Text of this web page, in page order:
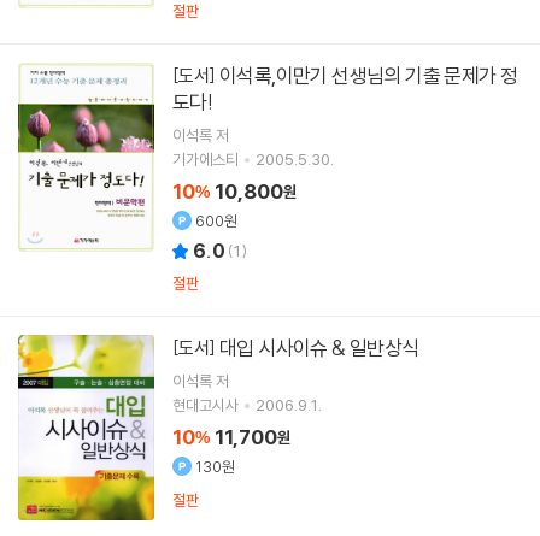
절판
[도서]
도다!
이석록저
기가에스티
2005.5.30.
10% 10,800원
600원
6.0 (1)
절판
[도서] 대입 시사이슈 & 일반상식
이석록저
현대고시사
2006.9.1.
10% 11,700원
130원
절판